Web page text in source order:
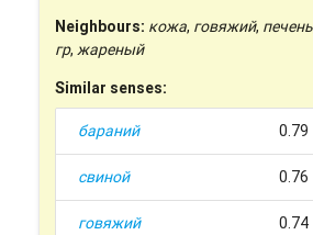
Neighbours: кожа, говяжий, печень
гр,жареный
Similar senses:
бараний 0.79
свиной 0.76
говяжий 0.74